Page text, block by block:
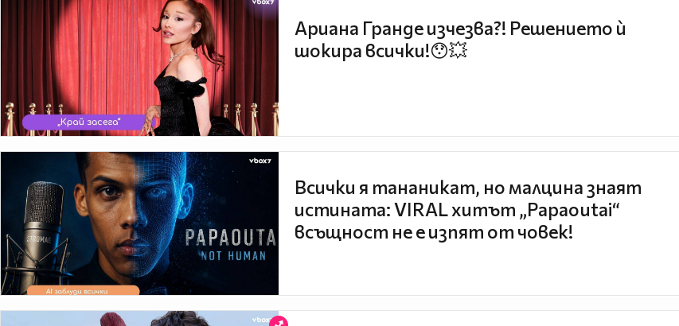
Ариана Гранде изчезва?! Решението ѝ
шокира всички!😯💥
Всички я тананикат, но малцина знаят
истината: VIRAL хитът „Papaoutai“
всъщност не е изпят от човек!